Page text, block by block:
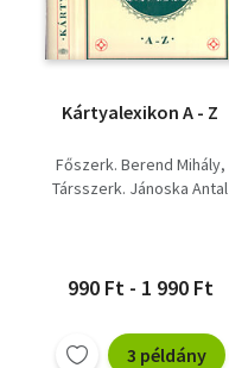
Vallás
Kártyalexikon A - Z
Főszerk. Berend Mihály
Társszerk. Jánoska Antal
990 Ft - 1 990 Ft
3 példány